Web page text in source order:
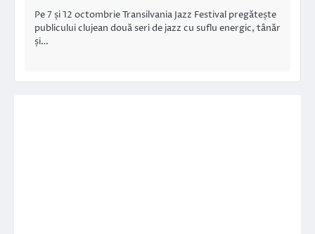
Pe 7 și 12 octombrie Transilvania Jazz Festival pregătește
publicului clujean două seri de jazz cu suflu energic, tânăr
și…